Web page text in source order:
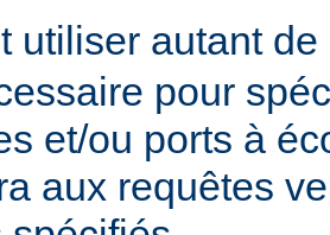
utiliser autant
pour
et/ou ports à
aux requêtes